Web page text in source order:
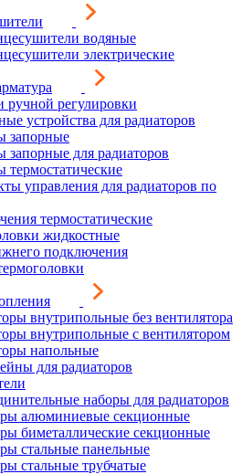
водяные
электрические
ручной регулировки
устройства для радиаторов
запорные
запорные для радиаторов
термостатические
управления для радиаторов по
термостатические
жидкостные
подключения
внутрипольные без вентилятора
внутрипольные с вентилятором
напольные
для радиаторов
наборы для радиаторов
алюминиевые секционные
биметаллические секционные
стальные панельные
стальные трубчатые